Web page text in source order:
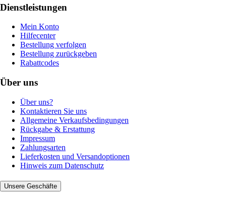
Dienstleistungen
Mein Konto
Hilfecenter
Bestellung verfolgen
Bestellung zurückgeben
Rabattcodes
Über uns
Über uns?
Kontaktieren Sie uns
Allgemeine Verkaufsbedingungen
Rückgabe & Erstattung
Impressum
Zahlungsarten
Lieferkosten und Versandoptionen
Hinweis zum Datenschutz
Unsere Geschäfte